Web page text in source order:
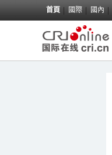
首頁 國際 國內